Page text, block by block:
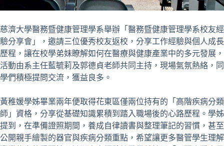
慈濟大學醫務暨健康管理學系舉辦「醫務暨健康管理學系校友經
驗分享會」，邀請三位優秀校友返校，分享工作經驗與個人成長
歷程，讓在校學弟妹瞭解如何在醫療與健康產業中的多元發展，
活動由系主任藍毓莉及郭德貞老師共同主持，現場氣氛熱絡，同
學們積極提問交流，獲益良多。
黃稚媛學姊畢業兩年便取得花東區僅兩位持有的「高階疾病分類
師」資格，分享從基礎知識累積到踏入職場後的心路歷程。學姊
提到，在準備證照期間，養成自律讀書與整理筆記的習慣，甚至
公開親手繪製的器官與疾病分類重點，希望讓更多醫管學生理解